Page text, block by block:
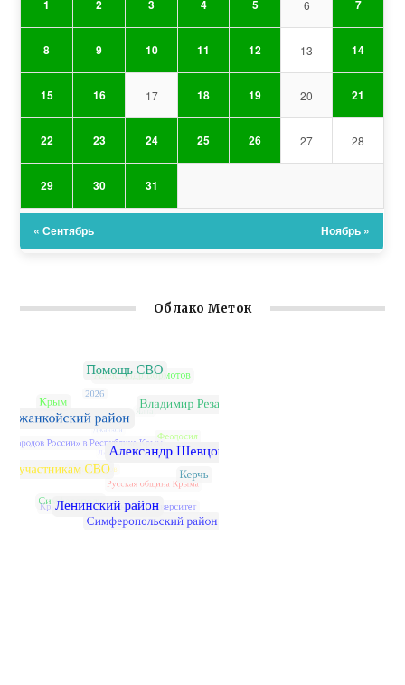
1 2 3 4 5 6 7
8 9 10 11 12 13 14
15 16 17 18 19 20 21
22 23 24 25 26 27 28
29 30 31
« Сентябрь Ноябрь »
Облако Меток